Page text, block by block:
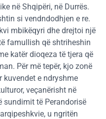
në Shqipëri, në Durrës.
si vendndodhjen e re.
mbikëqyri dhe drejtoi një
famullish që shtriheshin
katër dioqeza të tjera që
Për më tepër, kjo zonë
kuvendet e ndryshme
veçanërisht në
sundimit të Perandorisë
u ngritën